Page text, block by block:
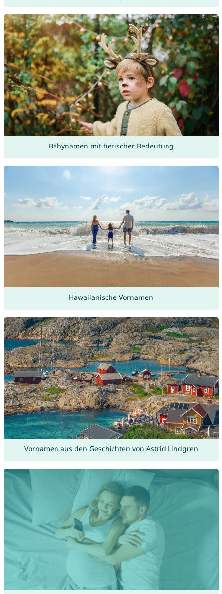
Babynamen mit tierischer Bedeutung
Hawaiianische Vornamen
Vornamen aus den Geschichten von Astrid Lindgren